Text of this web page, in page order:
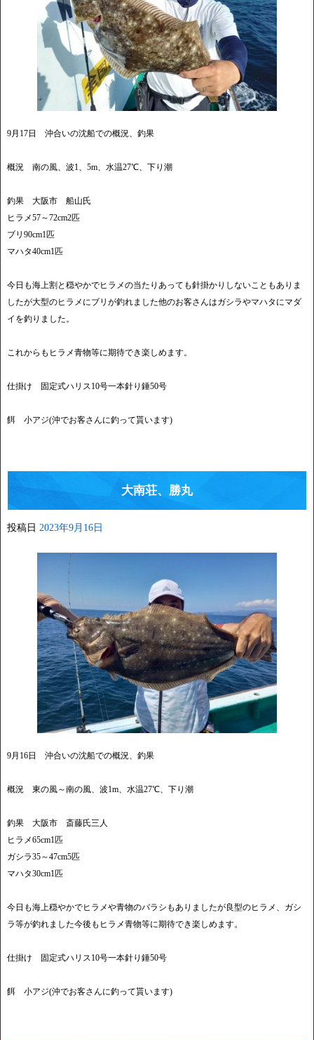
9月17日 沖合いの沈船での概況、釣果
概況 南の風、波1、5m、水温27℃、下り潮
釣果 大阪市 船山氏
ヒラメ57～72cm2匹
ブリ90cm1匹
マハタ40cm1匹
今日も海上割と穏やかでヒラメの当たりあっても針掛かりしないこともありま
したが大型のヒラメにブリが釣れました他のお客さんはガシラやマハタにマダ
イを釣りました。
これからもヒラメ青物等に期待でき楽しめます。
仕掛け 固定式ハリス10号一本針り錘50号
餌 小アジ(沖でお客さんに釣って貰います)
大南荘、勝丸
投稿日 2023年9月16日
9月16日 沖合いの沈船での概況、釣果
概況 東の風～南の風、波1m、水温27℃、下り潮
釣果 大阪市 斎藤氏三人
ヒラメ65cm1匹
ガシラ35～47cm5匹
マハタ30cm1匹
今日も海上穏やかでヒラメや青物のバラシもありましたが良型のヒラメ、ガシ
ラ等が釣れました今後もヒラメ青物等に期待でき楽しめます。
仕掛け 固定式ハリス10号一本針り錘50号
餌 小アジ(沖でお客さんに釣って貰います)